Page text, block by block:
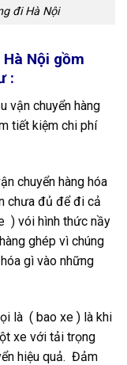
đi Hà Nội
Nội gồm
:
vận chuyển hàng
tiết kiệm chi phí
chuyển hàng hóa
chưa đủ để đi cả
) vói hình thức nầy
ghép vì chúng
gì vào những
là ( bao xe ) là khi
xe với tải trọng
hiệu quả. Đảm